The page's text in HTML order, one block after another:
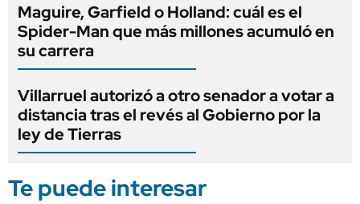
Maguire, Garfield o Holland: cuál es el
Spider-Man que más millones acumuló en
su carrera
Villarruel autorizó a otro senador a votar a
distancia tras el revés al Gobierno por la
ley de Tierras
Te puede interesar